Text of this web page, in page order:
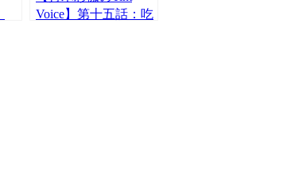
Voice】第十五話：吃